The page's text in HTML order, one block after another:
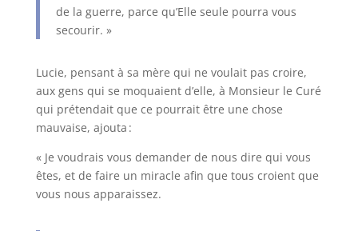
de la guerre, parce qu’Elle seule pourra vous
secourir. »
Lucie, pensant à sa mère qui ne voulait pas croire,
aux gens qui se moquaient d’elle, à Monsieur le Curé
qui prétendait que ce pourrait être une chose
mauvaise, ajouta :
« Je voudrais vous demander de nous dire qui vous
êtes, et de faire un miracle afin que tous croient que
vous nous apparaissez.